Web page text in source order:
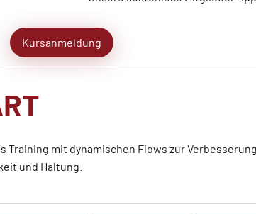
Kursanmeldung
Training mit dynamischen Flows zur
und Haltung.